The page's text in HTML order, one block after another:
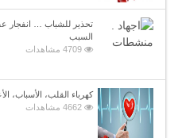
تحذير للشباب … انفجار
السبب
4709 مشاهدات
كهرباء القلب، الأسباب،
4662 مشاهدات